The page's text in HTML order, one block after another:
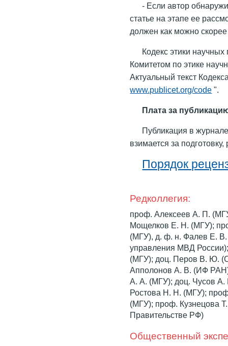
- Если автор
статье на этапе ее
должен как можно
Кодекс этики
Комитетом по этике
Актуальный текст
www.publicet.org/code ".
Плата за
Публикация в
взимается за
Порядок
Редколлегия:
проф. Алексеев А. П.
Мощелков Е. Н. (МГУ);
(МГУ), д. ф. н. Фалев Е.
управления МВД
(МГУ); доц. Перов В. Ю.
Апполонов А. В. (ИФ
А. А. (МГУ); доц. Чусов
Ростова Н. Н. (МГУ);
(МГУ); проф. Кузнецова
Правительстве РФ)
Общественный